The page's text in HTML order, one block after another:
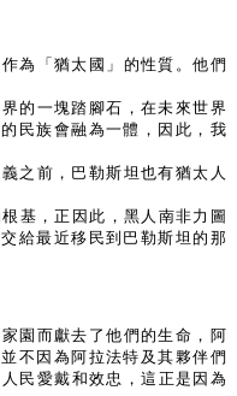
為「猶太國」的性質。他們
的一塊踏腳石，在未來世界
民族會融為一體，因此，我
之前，巴勒斯坦也有猶太人
基，正因此，黑人南非力圖
給最近移民到巴勒斯坦的那
園而獻去了他們的生命，阿
不因為阿拉法特及其夥伴們
民愛戴和效忠，這正是因為